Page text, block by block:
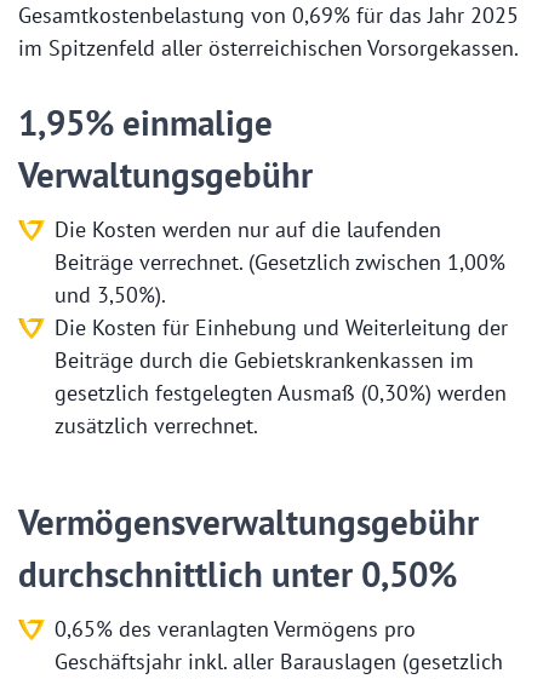
Gesamtkostenbelastung von 0,69% für das Jahr 2025
im Spitzenfeld aller österreichischen Vorsorgekassen.
1,95% einmalige
Verwaltungsgebühr
Die Kosten werden nur auf die laufenden
Beiträge verrechnet. (Gesetzlich zwischen 1,00%
und 3,50%).
Die Kosten für Einhebung und Weiterleitung der
Beiträge durch die Gebietskrankenkassen im
gesetzlich festgelegten Ausmaß (0,30%) werden
zusätzlich verrechnet.
Vermögensverwaltungsgebühr
durchschnittlich unter 0,50%
0,65% des veranlagten Vermögens pro
Geschäftsjahr inkl. aller Barauslagen (gesetzlich